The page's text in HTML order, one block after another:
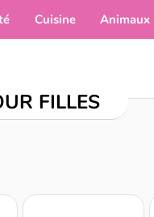
Cuisine Animaux
FILLES